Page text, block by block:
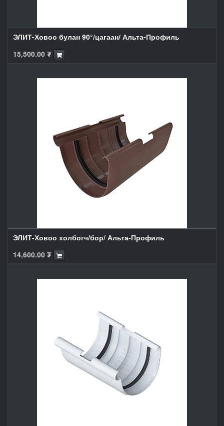
ЭЛИТ-Ховоо булан 90°/цагаан/ Альта-Профиль
15,500.00 ₮
ЭЛИТ-Ховоо холбогч/бор/ Альта-Профиль
14,600.00 ₮